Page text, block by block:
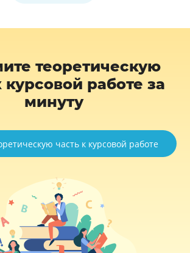
теоретическую
курсовой работе за
минуту
часть к курсовой работе